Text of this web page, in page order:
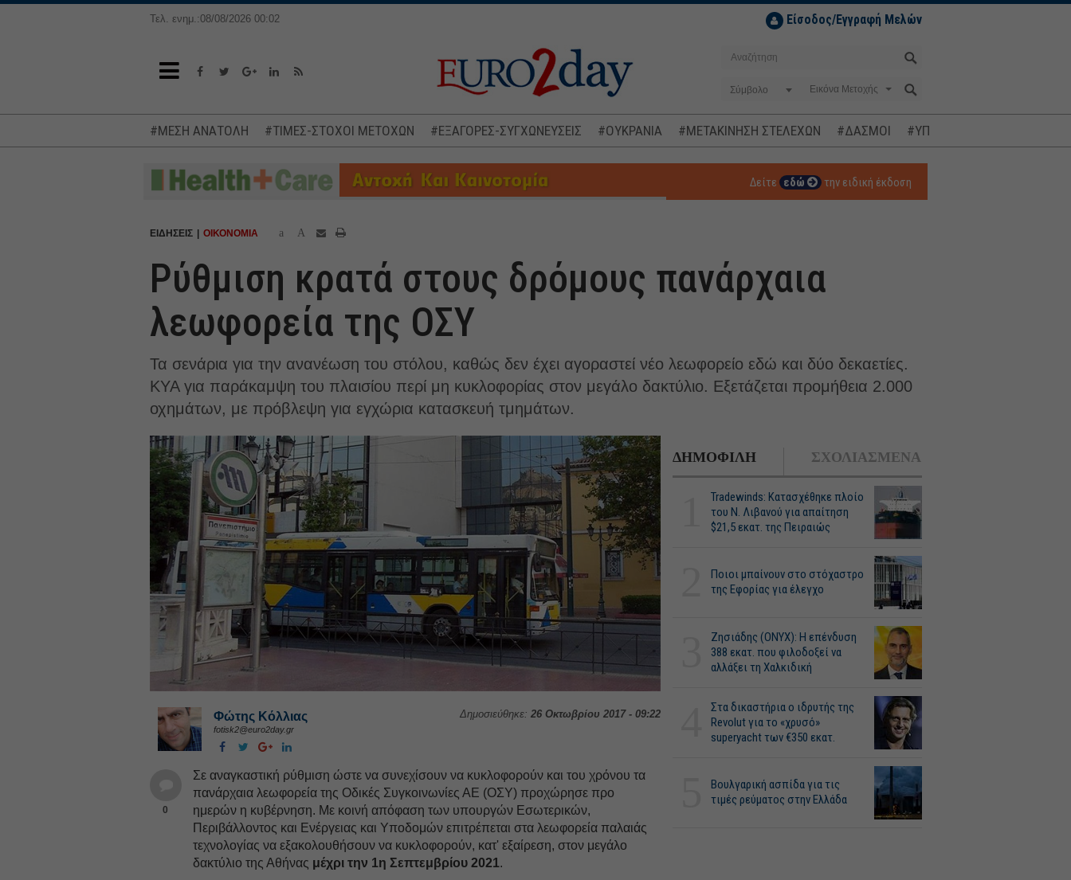
Τελ. ενημ.:08/08/2026 00:02 Είσοδος/Εγγραφή Μελών
Σύμβολο
#ΜΕΣΗ ΑΝΑΤΟΛΗ #ΤΙΜΕΣ-ΣΤΟΧΟΙ ΜΕΤΟΧΩΝ #ΕΞΑΓΟΡΕΣ-ΣΥΓΧΩΝΕΥΣΕΙΣ #ΟΥΚΡΑΝΙΑ #ΜΕΤΑΚΙΝΗΣΗ ΣΤΕΛΕΧΩΝ #ΔΑΣΜΟΙ #ΥΠΟΚΛΟΠΕΣ
Δείτε εδώ την ειδική έκδοση
ΕΙΔΗΣΕΙΣ ΟΙΚΟΝΟΜΙΑ a A
Ρύθμιση κρατά στους δρόμους πανάρχαια
λεωφορεία της ΟΣΥ
Τα σενάρια για την ανανέωση του στόλου, καθώς δεν έχει αγοραστεί νέο λεωφορείο εδώ και δύο δεκαετίες.
ΚΥΑ για παράκαμψη του πλαισίου περί μη κυκλοφορίας στον μεγάλο δακτύλιο. Εξετάζεται προμήθεια 2.000
οχημάτων, με πρόβλεψη για εγχώρια κατασκευή τμημάτων.
Δημοσιεύθηκε: 26 Οκτωβρίου 2017 - 09:22
Φώτης Κόλλιας
fotisk2@euro2day.gr
0
Σε αναγκαστική ρύθμιση ώστε να συνεχίσουν να κυκλοφορούν και του χρόνου τα
πανάρχαια λεωφορεία της Οδικές Συγκοινωνίες ΑΕ (ΟΣΥ) προχώρησε προ
ημερών η κυβέρνηση. Με κοινή απόφαση των υπουργών Εσωτερικών,
Περιβάλλοντος και Ενέργειας και Υποδομών επιτρέπεται στα λεωφορεία παλαιάς
τεχνολογίας να εξακολουθήσουν να κυκλοφορούν, κατ' εξαίρεση, στον μεγάλο
δακτύλιο της Αθήνας μέχρι την 1η Σεπτεμβρίου 2021.
ΔΗΜΟΦΙΛΗ ΣΧΟΛΙΑΣΜΕΝΑ
Tradewinds: Κατασχέθηκε πλοίο
του Ν. Λιβανού για απαίτηση
$21,5 εκατ. της Πειραιώς
Ποιοι μπαίνουν στο στόχαστρο
της Εφορίας για έλεγχο
Ζησιάδης (ONYX): Η επένδυση
388 εκατ. που φιλοδοξεί να
αλλάξει τη Χαλκιδική
Στα δικαστήρια ο ιδρυτής της
Revolut για το «χρυσό»
superyacht των €350 εκατ.
Βουλγαρική ασπίδα για τις
τιμές ρεύματος στην Ελλάδα